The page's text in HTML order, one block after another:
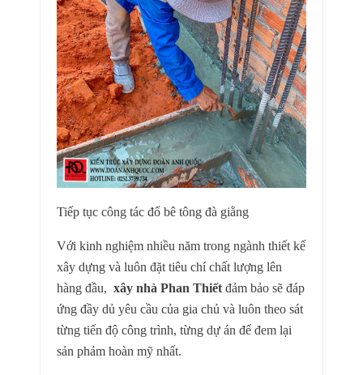
Tiếp tục công tác đổ bê tông đà giằng
Với kinh nghiệm nhiều năm trong ngành thiết kế
xây dựng và luôn đặt tiêu chí chất lượng lên
hàng đầu, xây nhà Phan Thiết đảm bảo sẽ đáp
ứng đầy dủ yêu cầu của gia chủ và luôn theo sát
từng tiến độ công trình, từng dự án để đem lại
sản phảm hoàn mỹ nhất.